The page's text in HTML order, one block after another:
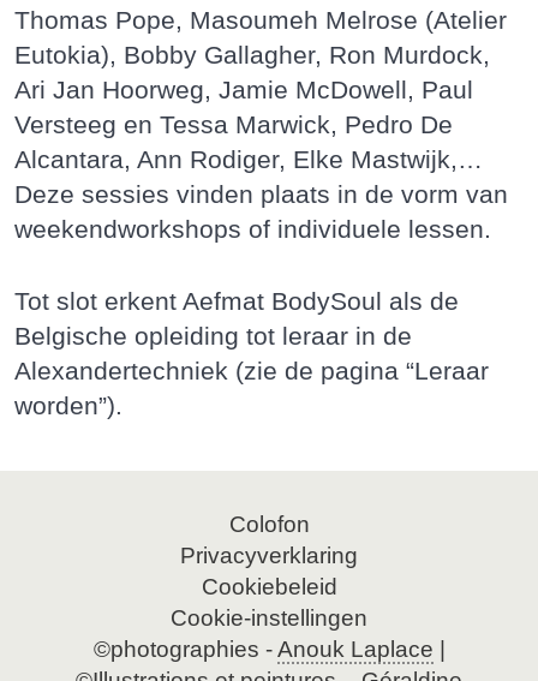
Thomas Pope, Masoumeh Melrose (Atelier
Eutokia), Bobby Gallagher, Ron Murdock,
Ari Jan Hoorweg, Jamie McDowell, Paul
Versteeg en Tessa Marwick, Pedro De
Alcantara, Ann Rodiger, Elke Mastwijk,…
Deze sessies vinden plaats in de vorm van
weekendworkshops of individuele lessen.
Tot slot erkent Aefmat BodySoul als de
Belgische opleiding tot leraar in de
Alexandertechniek (zie de pagina “Leraar
worden”).
Navigatie
overslaan
Colofon
Privacyverklaring
Cookiebeleid
Cookie-instellingen
©photographies -Anouk Laplace |